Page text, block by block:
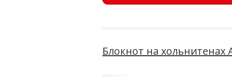
Блокнот на хольнитенах